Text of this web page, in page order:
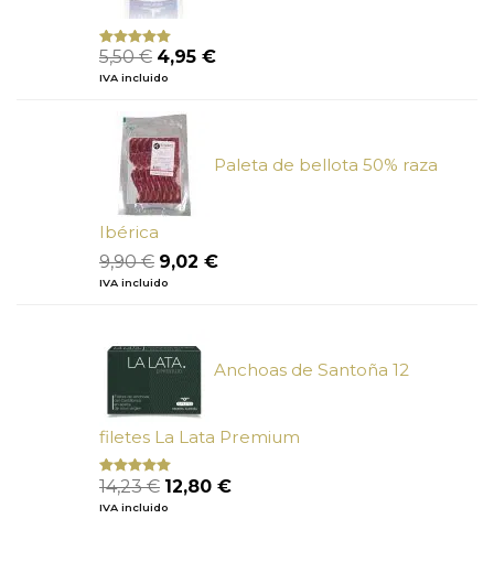
Valorado
con
de
5
5,50€ El
precio
era:
5,50 €.
4,95 €El
IVA incluido
Paleta de bellota 50% raza
Ibérica
9,90€ El
precio
9,90 €.
9,02 €El
IVA incluido
Anchoas de Santoña 12
filetes La Lata Premium
Valorado
con
de 5
14,23€ El
precio
12,80 €El
IVA incluido